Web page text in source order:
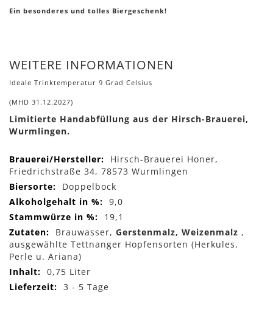
Ein besonderes und tolles Biergeschenk!
WEITERE INFORMATIONEN
Ideale Trinktemperatur 9 Grad Celsius
(MHD 31.12.2027)
Limitierte Handabfüllung aus der Hirsch-Brauerei,
Wurmlingen.
Mehr
Informationen
Hirsch-Brauerei Honer,
Friedrichstraße 34, 78573 Wurmlingen
Doppelbock
9,0
19,1
Brauwasser, Gerstenmalz, Weizenmalz ,
ausgewählte Tettnanger Hopfensorten (Herkules,
Perle u. Ariana)
0,75 Liter
3 - 5 Tage